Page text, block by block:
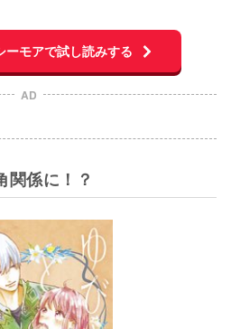
ーモアで試し読みする
AD
関係に！？